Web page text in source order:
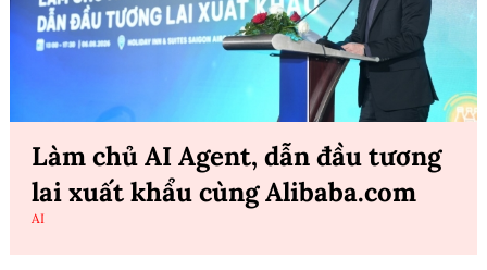
Làm chủ AI Agent, dẫn đầu tương
lai xuất khẩu cùng Alibaba.com
AI